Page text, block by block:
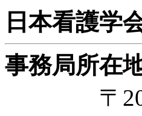
日本看護学
事務局所在
〒204-